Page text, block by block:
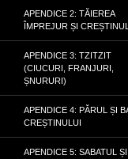
APENDICE 2: TĂIEREA
ÎMPREJUR ȘI CREȘTINUL
APENDICE 3: TZITZIT
(CIUCURI, FRANJURI,
ȘNURURI)
APENDICE 4: PĂRUL ȘI
CREȘTINULUI
APENDICE 5: SABATUL ȘI